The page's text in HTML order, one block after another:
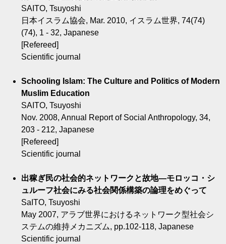
SAITO, Tsuyoshi
日本イスラム協会, Mar. 2010, イスラム世界, 74(74)
(74), 1 - 32, Japanese
[Refereed]
Scientific journal
Schooling Islam: The Culture and Politics of Modern
Muslim Education
SAITO, Tsuyoshi
Nov. 2008, Annual Report of Social Anthropology, 34,
203 - 212, Japanese
[Refereed]
Scientific journal
出稼ぎ民の社会的ネットワークと故地―モロッコ・シ
ュルーフ社会にみる社会関係構築の論理をめぐって
SaITO, Tsuyoshi
May 2007, アラブ世界におけるネットワーク型社会シ
ステムの維持メカニズム, pp.102-118, Japanese
Scientific journal